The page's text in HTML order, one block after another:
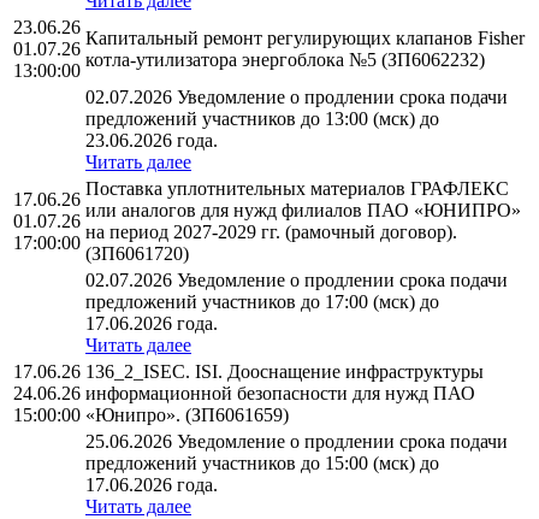
23.06.26
01.07.26
13:00:00
Капитальный ремонт регулирующих клапанов Fisher
котла-утилизатора энергоблока №5 (ЗП6062232)
02.07.2026 Уведомление о продлении срока подачи
предложений участников до 13:00 (мск) до
23.06.2026 года.
Читать далее
17.06.26
01.07.26
17:00:00
Поставка уплотнительных материалов ГРАФЛЕКС
или аналогов для нужд филиалов ПАО «ЮНИПРО»
на период 2027-2029 гг. (рамочный договор).
(ЗП6061720)
02.07.2026 Уведомление о продлении срока подачи
предложений участников до 17:00 (мск) до
17.06.2026 года.
Читать далее
17.06.26
24.06.26
15:00:00
136_2_ISEC. ISI. Дооснащение инфраструктуры
информационной безопасности для нужд ПАО
«Юнипро». (ЗП6061659)
25.06.2026 Уведомление о продлении срока подачи
предложений участников до 15:00 (мск) до
17.06.2026 года.
Читать далее